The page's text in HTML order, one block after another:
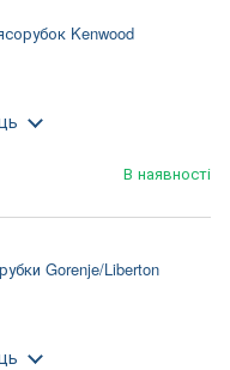
Kenwood
В наявності
Gorenje/Liberton